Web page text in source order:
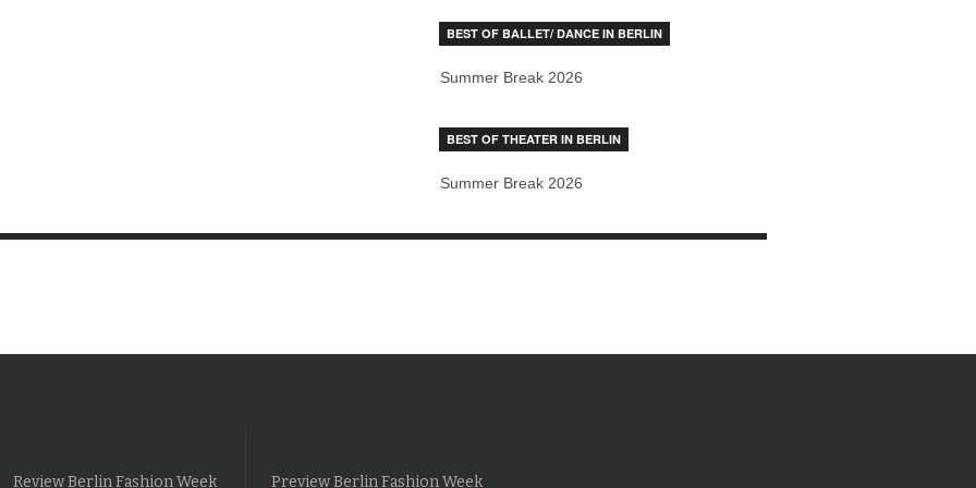
BEST OF BALLET/ DANCE IN BERLIN
Summer Break 2026
BEST OF THEATER IN BERLIN
Summer Break 2026
Review Berlin Fashion Week
Preview Berlin Fashion Week